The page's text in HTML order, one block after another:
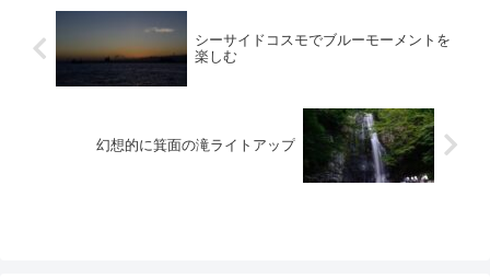
シーサイドコスモでブルーモーメントを
楽しむ
幻想的に箕面の滝ライトアップ